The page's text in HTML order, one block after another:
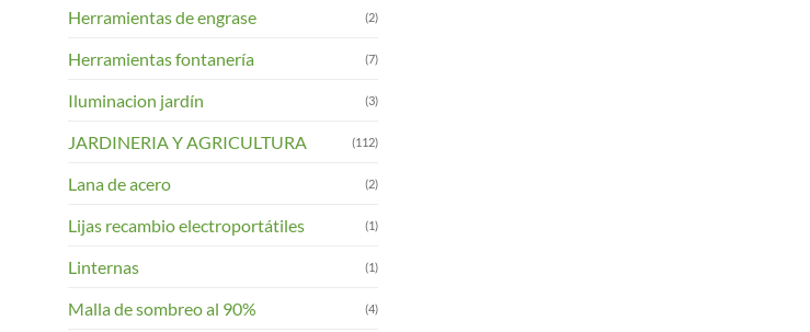
Herramientas de engrase (2)
Herramientas fontanería (7)
Iluminacion jardín (3)
JARDINERIA Y AGRICULTURA (112)
Lana de acero (2)
Lijas recambio electroportátiles (1)
Linternas (1)
Malla de sombreo al 90% (4)